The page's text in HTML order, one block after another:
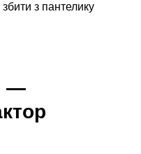
з пантелику
—